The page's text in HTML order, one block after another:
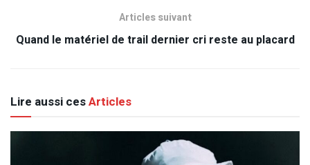
Articles suivant
Quand le matériel de trail dernier cri reste au placard
Lire aussi cesArticles